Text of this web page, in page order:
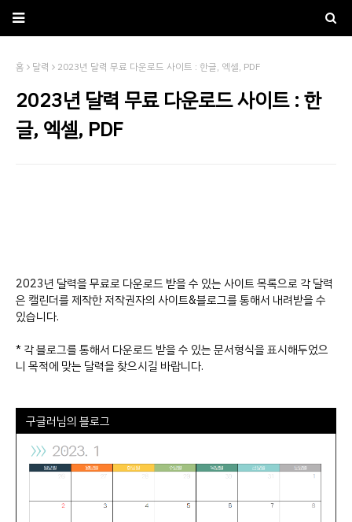
홈 달력 2023년 달력 무료 다운로드 사이트 : 한글, 엑셀, PDF
2023년 달력 무료 다운로드 사이트 : 한
글, 엑셀, PDF
2023년 달력을 무료로 다운로드 받을 수 있는 사이트 목록으로 각 달력
은 캘린더를 제작한 저작권자의 사이트&블로그를 통해서 내려받을 수
있습니다.
* 각 블로그를 통해서 다운로드 받을 수 있는 문서형식을 표시해두었으
니 목적에 맞는 달력을 찾으시길 바랍니다.
구글러님의 블로그